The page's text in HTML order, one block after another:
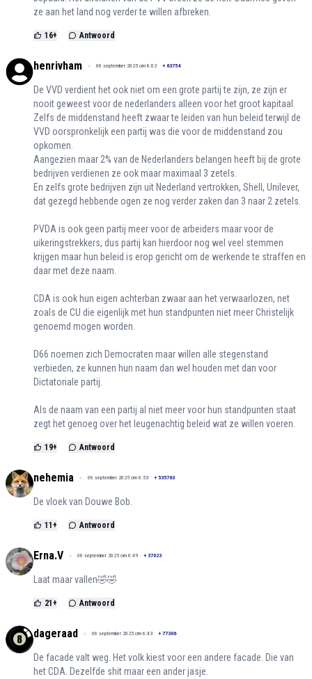
ze aan het land nog verder te willen afbreken.
16+ Antwoord
henrivham 06 september 2025 om 8:02 + 63754
De VVD verdient het ook niet om een grote partij te zijn, ze zijn er
nooit geweest voor de nederlanders alleen voor het groot kapitaal.
Zelfs de middenstand heeft zwaar te leiden van hun beleid terwijl de
VVD oorspronkelijk een partij was die voor de middenstand zou
opkomen.
Aangezien maar 2% van de Nederlanders belangen heeft bij de grote
bedrijven verdienen ze ook maar maximaal 3 zetels.
En zelfs grote bedrijven zijn uit Nederland vertrokken, Shell, Unilever,
dat gezegd hebbende ogen ze nog verder zaken dan 3 naar 2 zetels.
PVDA is ook geen partij meer voor de arbeiders maar voor de
uikeringstrekkers, dus partij kan hierdoor nog wel veel stemmen
krijgen maar hun beleid is erop gericht om de werkende te straffen en
daar met deze naam.
CDA is ook hun eigen achterban zwaar aan het verwaarlozen, net
zoals de CU die eigenlijk met hun standpunten niet meer Christelijk
genoemd mogen worden.
D66 noemen zich Democraten maar willen alle stegenstand
verbieden, ze kunnen hun naam dan wel houden met dan voor
Dictatoriale partij.
Als de naam van een partij al niet meer voor hun standpunten staat
zegt het genoeg over het leugenachtig beleid wat ze willen voeren.
19+ Antwoord
nehemia 06 september 2025 om 6:53 + 535763
De vloek van Douwe Bob.
11 + Antwoord
Erna.V 06 september 2025 om 6:49 + 37023
Laat maar vallen🤣🤣
21 + Antwoord
dageraad 06 september 2025 om 6:43 + 77306
De facade valt weg. Het volk kiest voor een andere facade. Die van
het CDA. Dezelfde shit maar een ander jasje.